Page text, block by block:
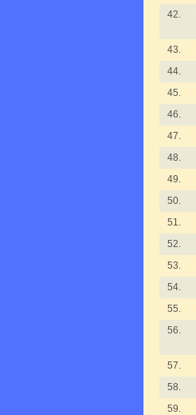
42.
43.
44.
45.
46.
47.
48.
49.
50.
51.
52.
53.
54.
55.
56.
57.
58.
59.